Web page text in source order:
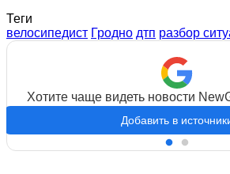
Теги
велосипедист Гродно дтп разбор
Хотите чаще видеть новости
Добавить в